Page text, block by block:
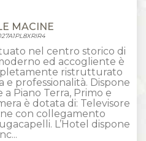
MACINE
nel centro storico di
ed accogliente è
ristrutturato
e professionalità. Dispone
a Piano Terra, Primo e
è dotata di: Televisore
con collegamento
L’Hotel dispone